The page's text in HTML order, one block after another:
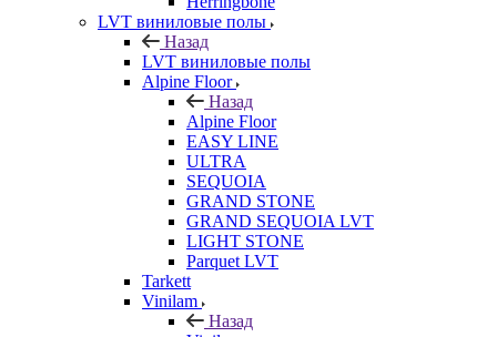
LVT виниловые полы
Назад
LVT виниловые полы
Alpine Floor
Назад
Alpine Floor
EASY LINE
ULTRA
SEQUOIA
GRAND STONE
GRAND SEQUOIA LVT
LIGHT STONE
Parquet LVT
Tarkett
Vinilam
Назад